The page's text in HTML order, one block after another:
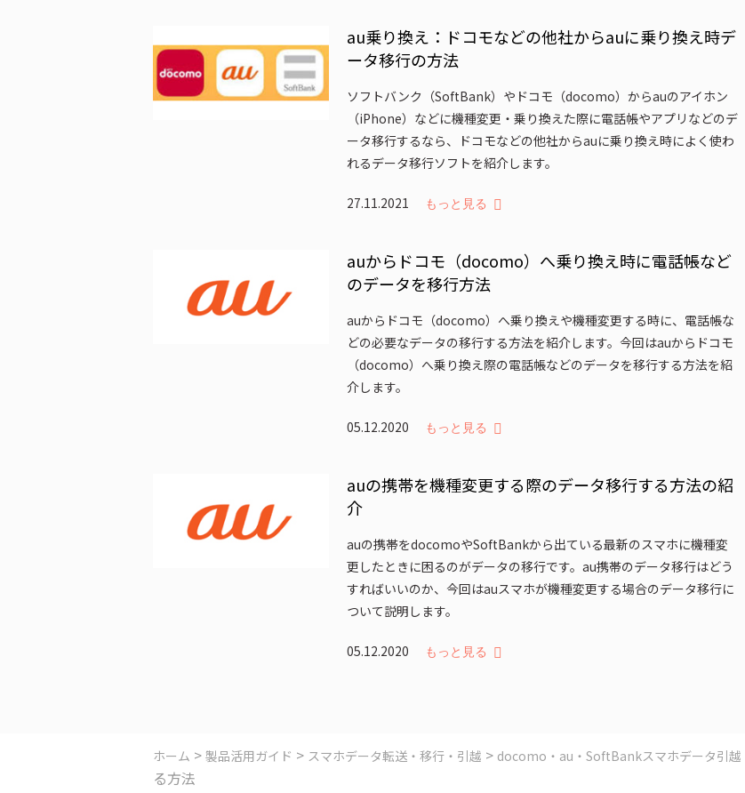
au乗り換え：ドコモなどの他社からauに乗り換え時デ
ータ移行の方法
ソフトバンク（SoftBank）やドコモ（docomo）からauのアイホン
（iPhone）などに機種変更・乗り換えた際に電話帳やアプリなどのデ
ータ移行するなら、ドコモなどの他社からauに乗り換え時によく使わ
れるデータ移行ソフトを紹介します。
27.11.2021 もっと見る
auからドコモ（docomo）へ乗り換え時に電話帳など
のデータを移行方法
auからドコモ（docomo）へ乗り換えや機種変更する時に、電話帳な
どの必要なデータの移行する方法を紹介します。今回はauからドコモ
（docomo）へ乗り換え際の電話帳などのデータを移行する方法を紹
介します。
05.12.2020 もっと見る
auの携帯を機種変更する際のデータ移行する方法の紹
介
auの携帯をdocomoやSoftBankから出ている最新のスマホに機種変
更したときに困るのがデータの移行です。au携帯のデータ移行はどう
すればいいのか、今回はauスマホが機種変更する場合のデータ移行に
ついて説明します。
05.12.2020 もっと見る
ホーム > 製品活用ガイド > スマホデータ転送・移行・引越 > docomo・au・SoftBankスマホデータ引越
る方法